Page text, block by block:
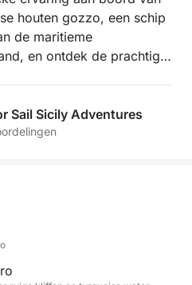
houten gozzo, een schip
de maritieme
en ontdek de prachtige
uniek perspectief.
met schilderachtige
symbool van de Art
strand.
ontspannen en genieten
het kristalheldere water,
verhalen uit de
Sail Sicily Adventures